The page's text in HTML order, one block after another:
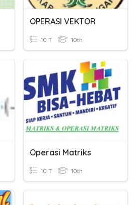
OPERASI VEKTOR
10 T 10th
Operasi Matriks
10 T 10th